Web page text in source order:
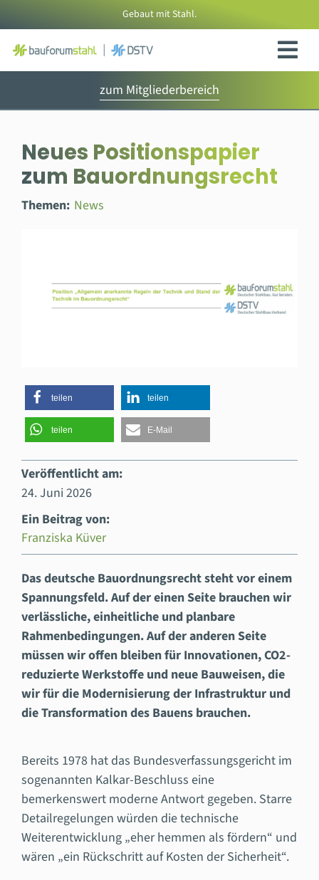
Inhalt
springen
Gebaut mit Stahl.
zum Mitgliederbereich
Neues Positionspapier
zum Bauordnungsrecht
Themen: News
teilen teilen
teilen E-Mail
Veröffentlicht am:
24. Juni 2026
Ein Beitrag von:
Franziska Küver
Das deutsche Bauordnungsrecht steht vor einem
Spannungsfeld. Auf der einen Seite brauchen wir
verlässliche, einheitliche und planbare
Rahmenbedingungen. Auf der anderen Seite
müssen wir offen bleiben für Innovationen, CO2-
reduzierte Werkstoffe und neue Bauweisen, die
wir für die Modernisierung der Infrastruktur und
die Transformation des Bauens brauchen.
Bereits 1978 hat das Bundesverfassungsgericht im
sogenannten Kalkar-Beschluss eine
bemerkenswert moderne Antwort gegeben. Starre
Detailregelungen würden die technische
Weiterentwicklung „eher hemmen als fördern“ und
wären „ein Rückschritt auf Kosten der Sicherheit“.